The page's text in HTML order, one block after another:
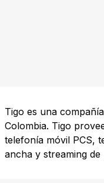
Tigo es una
Colombia. Tigo
telefonía móvil PCS,
ancha y streaming de